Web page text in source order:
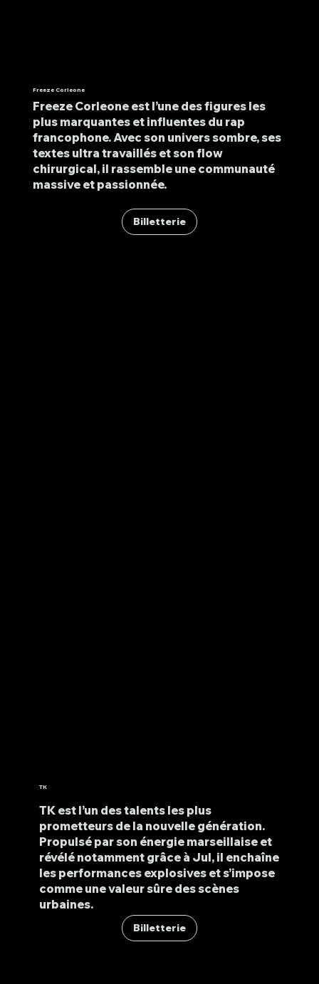
Freeze Corleone
Freeze Corleone est l’une des figures les
plus marquantes et influentes du rap
francophone. Avec son univers sombre, ses
textes ultra travaillés et son flow
chirurgical, il rassemble une communauté
massive et passionnée.
Billetterie
TK
TK est l’un des talents les plus
prometteurs de la nouvelle génération.
Propulsé par son énergie marseillaise et
révélé notamment grâce à Jul, il enchaîne
les performances explosives et s’impose
comme une valeur sûre des scènes
urbaines.
Billetterie